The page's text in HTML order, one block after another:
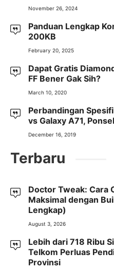
November 26, 2024
Panduan Lengkap
200KB
February 20, 2025
Dapat Gratis
FF Bener Gak Sih?
March 10, 2020
Perbandingan
vs Galaxy A71,
December 16, 2019
Terbaru
Doctor Tweak: Cara
Maksimal dengan
Lengkap)
August 3, 2026
Lebih dari 718 Ribu
Telkom Perluas
Provinsi